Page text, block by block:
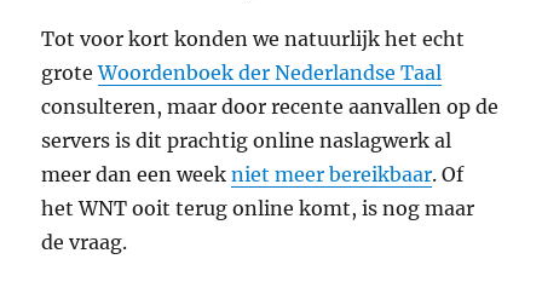
Tot voor kort konden we natuurlijk het echt
groteWoordenboek der Nederlandse Taal
consulteren, maar door recente aanvallen op de
servers is dit prachtig online naslagwerk al
meer dan een weekniet meer bereikbaar. Of
het WNT ooit terug online komt, is nog maar
de vraag.